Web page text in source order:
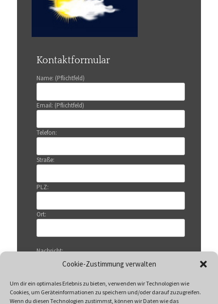
Cookie-Zustimmung verwalten
Um dir ein optimales Erlebnis zu bieten, verwenden wir Technologien wie
Cookies, um Geräteinformationen zu speichern und/oder darauf zuzugreifen.
Wenn du diesen Technologien zustimmst, können wir Daten wie das
Kontaktformular
Name: (Pflichtfeld)
Email: (Pflichtfeld)
Telefon:
Straße:
PLZ:
Ort:
Nachricht: